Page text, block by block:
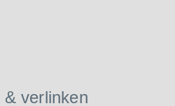
& verlinken